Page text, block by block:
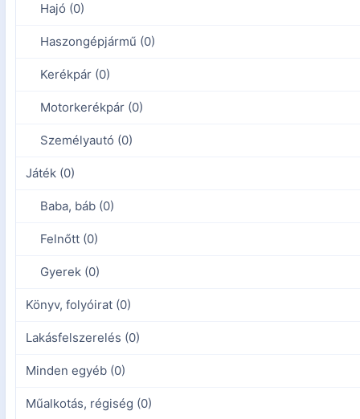
Hajó (0)
Haszongépjármű (0)
Kerékpár (0)
Motorkerékpár (0)
Személyautó (0)
Játék (0)
Baba, báb (0)
Felnőtt (0)
Gyerek (0)
Könyv, folyóirat (0)
Lakásfelszerelés (0)
Minden egyéb (0)
Műalkotás, régiség (0)